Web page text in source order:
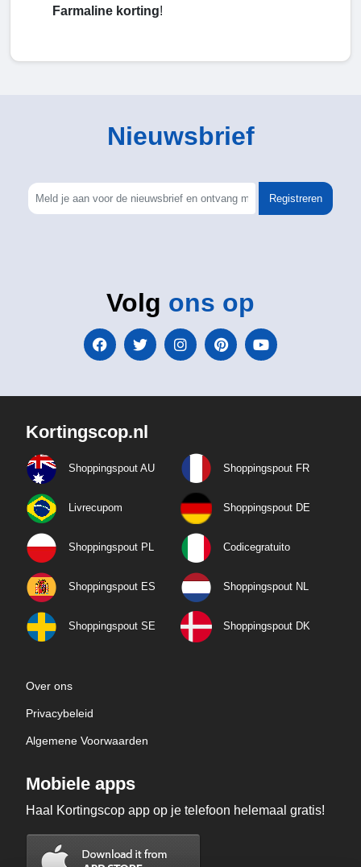
Farmaline korting!
Nieuwsbrief
Registreren
Volg ons op
Kortingscop.nl
Shoppingspout AU Shoppingspout FR
Livrecupom Shoppingspout DE
Shoppingspout PL Codicegratuito
Shoppingspout ES Shoppingspout NL
Shoppingspout SE Shoppingspout DK
Over ons
Privacybeleid
Algemene Voorwaarden
Mobiele apps
Haal Kortingscop app op je telefoon helemaal gratis!